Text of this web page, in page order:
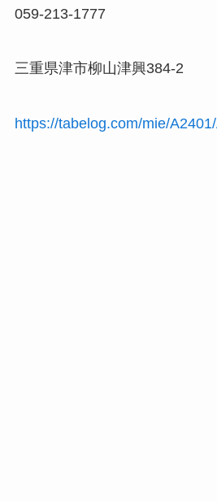
059-213-1777
三重県津市柳山津興384-2
https://tabelog.com/mie/